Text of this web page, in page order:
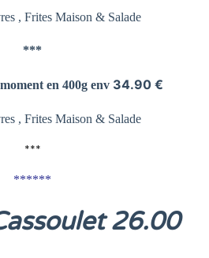
, Frites Maison & Salade
***
en 400g env 34.90 €
, Frites Maison & Salade
***
******
26.00